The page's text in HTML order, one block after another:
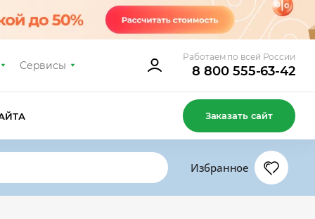
Сервисы
Работаем по всей России
8 800 555-63-42
Заказать сайт
Избранное